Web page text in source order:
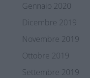
Gennaio 2020
Dicembre 2019
Novembre 2019
Ottobre 2019
Settembre 2019